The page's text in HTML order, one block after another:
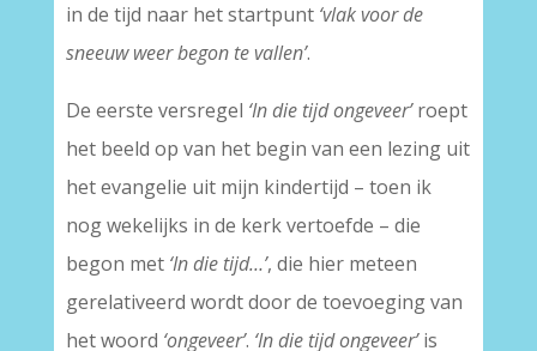
in de tijd naar het startpunt ‘vlak voor de
sneeuw weer begon te vallen’.
De eerste versregel ‘In die tijd ongeveer’roept
het beeld op van het begin van een lezing uit
het evangelie uit mijn kindertijd – toen ik
nog wekelijks in de kerk vertoefde – die
begon met ‘In die tijd…’, die hier meteen
gerelativeerd wordt door de toevoeging van
het woord ‘ongeveer’. ‘In die tijd ongeveer’is